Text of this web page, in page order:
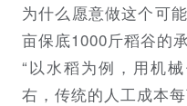
为什么愿意做这个可
亩保底1000斤稻谷的
“以水稻为例，用机
右，传统的人工成本